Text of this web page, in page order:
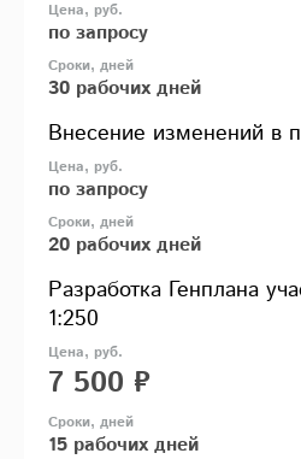
по запросу
30 рабочих дней
Внесение изменений в
по запросу
20 рабочих дней
Разработка Генплана
1:250
7 500 ₽
15 рабочих дней